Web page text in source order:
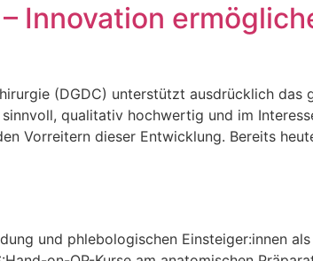
Innovation
(DGDC) unterstützt ausdrücklich das
qualitativ hochwertig und im
Vorreitern dieser Entwicklung. Bereits
und phlebologischen Einsteiger:innen